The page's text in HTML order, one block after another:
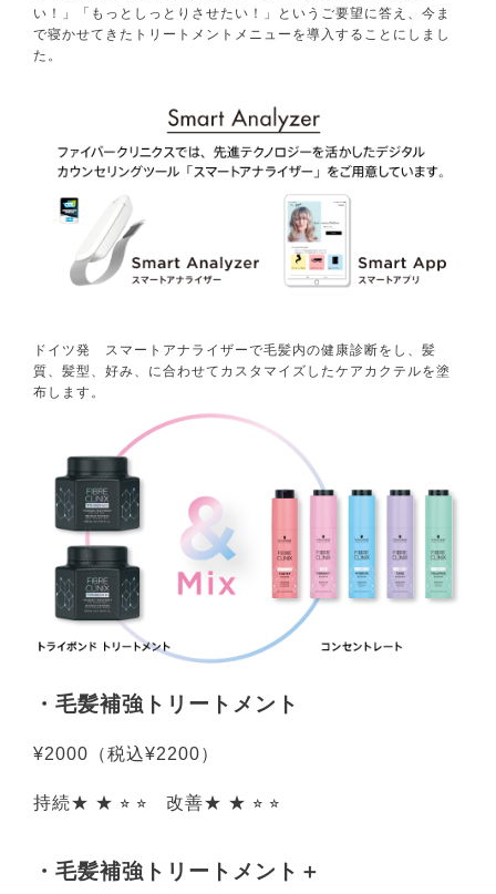
い！」「もっとしっとりさせたい！」というご要望に答え、今ま
で寝かせてきたトリートメントメニューを導入することにしまし
た。
ドイツ発 スマートアナライザーで毛髪内の健康診断をし、髪
質、髪型、好み、に合わせてカスタマイズしたケアカクテルを塗
布します。
・毛髪補強トリートメント
¥2000（税込¥2200）
持続★ ★ ⭐︎ ⭐︎ 改善★ ★ ⭐︎ ⭐︎
・毛髪補強トリートメント＋